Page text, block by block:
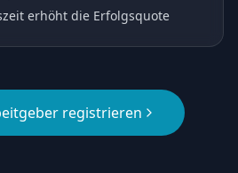
erhöht die Erfolgsquote
registrieren